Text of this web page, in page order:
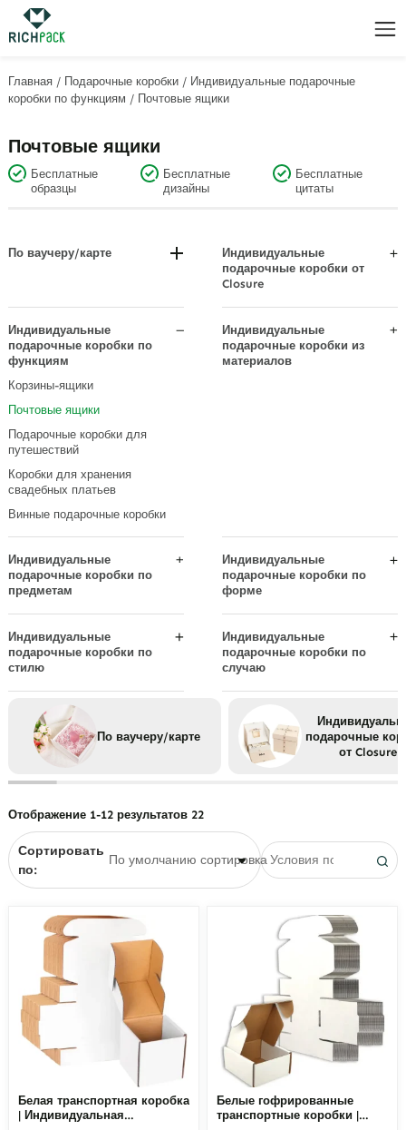
Главная / Подарочные коробки / Индивидуальные подарочные
коробки по функциям / Почтовые ящики
Почтовые ящики
Бесплатные
образцы
Бесплатные
дизайны
Бесплатные
цитаты
По ваучеру/карте
конверты)
Индивидуальные
подарочные коробки от
Closure
Подарочные коробки с
Flip - Лучшие подарочные
коробки
Индивидуальные
подарочные коробки по
функциям
Корзины-ящики
Почтовые ящики
Подарочные коробки для
путешествий
Коробки для хранения
свадебных платьев
Винные подарочные коробки
Индивидуальные
подарочные коробки из
материалов
коробки
Индивидуальные
подарочные коробки по
предметам
Корпоративные подарочные
Подарочные коробки для
мужчин
Подарочные коробки для
Индивидуальные
подарочные коробки по
форме
Подарочные коробки-конверты
Фронтонные коробки
Коробки для шляп
Коробка шестиугольника
Прямоугольные подарочные
коробки
Коробки для венков
Индивидуальные
подарочные коробки по
стилю
Подарочные коробки ручной
Роскошные подарочные
коробки
Минималистичные коробки
Индивидуальные
подарочные коробки по
случаю
Подарочные коробки на
Подарочные коробки на день
рождения
Рождественские подарочные
Свадебные подарочные
коробки
По ваучеру/карте
подарочные
от Closure
Отображение 1-12 результатов 22
Сортировать
по:
Белая транспортная коробка
| Индивидуальная
Белые гофрированные
транспортные коробки |